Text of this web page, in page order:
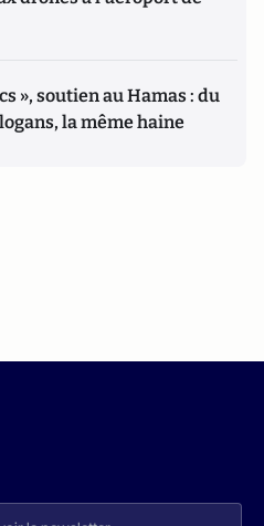
», soutien au Hamas : du
la même haine